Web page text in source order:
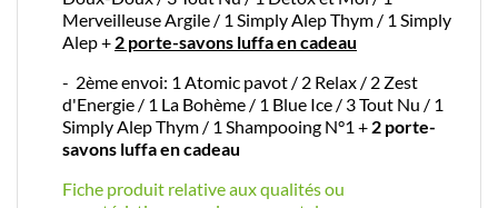
Merveilleuse Argile / 1 Simply Alep Thym / 1 Simply
Alep + 2 porte-savons luffa en cadeau
- 2ème envoi: 1 Atomic pavot / 2 Relax / 2 Zest
d'Energie / 1 La Bohème / 1 Blue Ice / 3 Tout Nu / 1
Simply Alep Thym / 1 Shampooing N°1 + 2 porte-
savons luffa en cadeau
Fiche produit relative aux qualités ou